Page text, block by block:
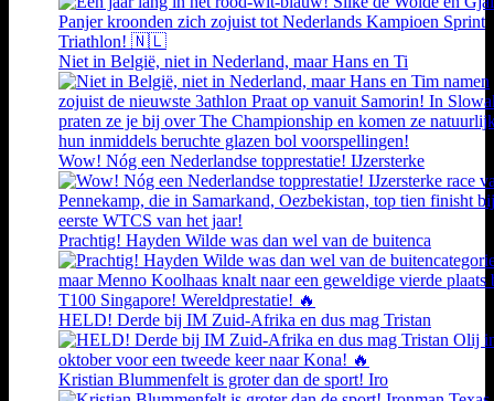
Niet in België, niet in Nederland, maar Hans en Ti
Wow! Nóg een Nederlandse topprestatie! IJzersterke
Prachtig! Hayden Wilde was dan wel van de buitenca
HELD! Derde bij IM Zuid-Afrika en dus mag Tristan
Kristian Blummenfelt is groter dan de sport! Iro